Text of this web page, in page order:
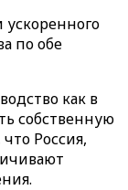
по обе
как в
собственную
Россия,